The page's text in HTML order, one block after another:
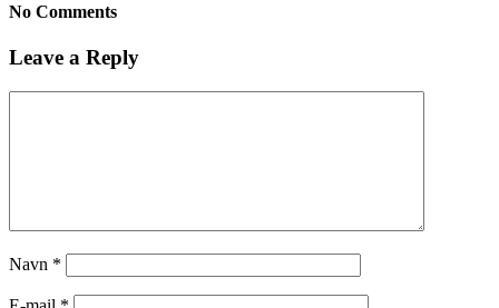
No Comments
Leave a Reply
Navn *